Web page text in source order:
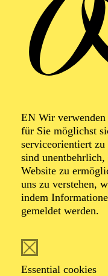
EN Wir verwenden
für Sie möglichst
serviceorientiert zu
sind
Website zu
uns zu verstehen,
indem
gemeldet werden.
Essential cookies
AALTO BALLETT
Wednesday
02.06.2027
17:30 - 19:00
Alto Theater
PHILHARMONIE ESSEN
Wednesday
02.06.2027
19:00 - 20:00
BEETHOVEN-
RCHESTER ·